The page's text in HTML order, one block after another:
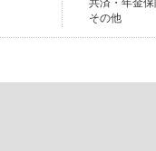
共済・年金
その他